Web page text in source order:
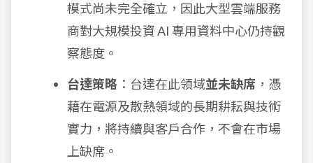
模式尚未完全確立，因此大型雲端服務
商對大規模投資 AI 專用資料中心仍持觀
察態度。
台達策略 ：台達在此領域並未缺席 ，憑
藉在電源及散熱領域的長期耕耘與技術
實力，將持續與客戶合作，不會在市場
上缺席。